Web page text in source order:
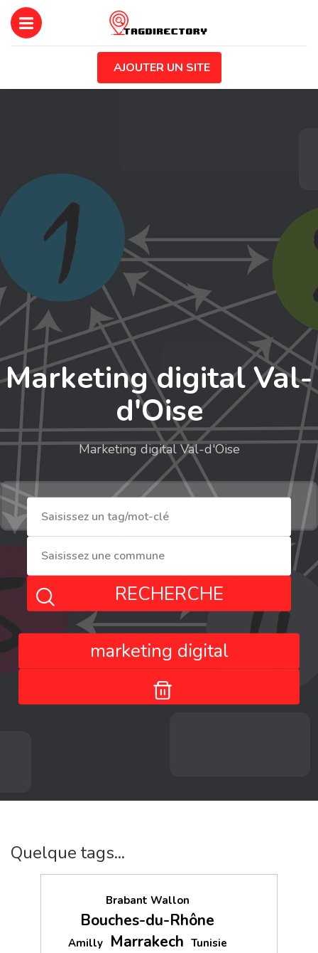
AJOUTER UN SITE
Marketing digital Val-
d'Oise
Marketing digital Val-d'Oise
RECHERCHE
marketing digital
Quelque tags...
Brabant Wallon
Bouches-du-Rhône
Amilly Marrakech Tunisie